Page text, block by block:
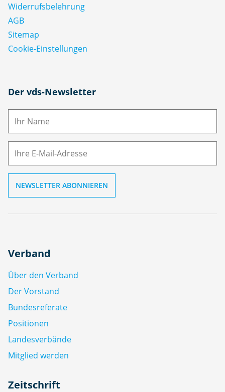
Widerrufsbelehrung
AGB
Sitemap
Cookie-Einstellungen
Der vds-Newsletter
N
M
Verband
Über den Verband
Der Vorstand
Bundesreferate
Positionen
Landesverbände
Mitglied werden
Zeitschrift